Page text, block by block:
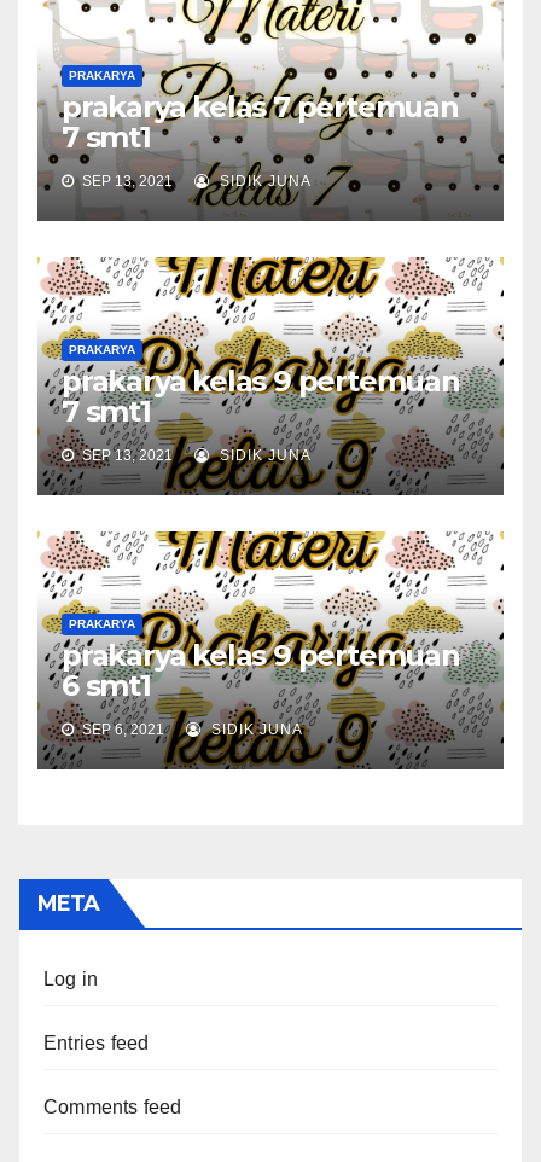
PRAKARYA
prakarya kelas 7 pertemuan
7 smt1
SEP 13, 2021 SIDIK JUNA
PRAKARYA
prakarya kelas 9 pertemuan
7 smt1
SEP 13, 2021 SIDIK JUNA
PRAKARYA
prakarya kelas 9 pertemuan
6 smt1
SEP 6, 2021 SIDIK JUNA
META
Log in
Entries feed
Comments feed